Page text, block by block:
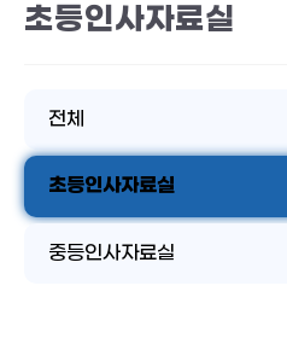
초등인사자료실
전체
초등인사자료실
중등인사자료실